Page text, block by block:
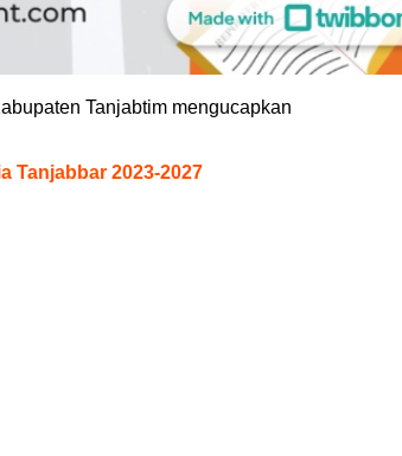
Tanjabtim mengucapkan
Tanjabbar 2023-2027